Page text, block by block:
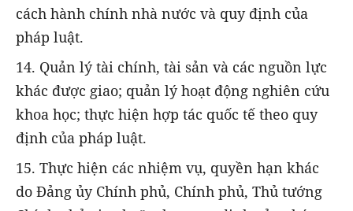
cách hành chính nhà nước và quy định của
pháp luật.
14. Quản lý tài chính, tài sản và các nguồn lực
khác được giao; quản lý hoạt động nghiên cứu
khoa học; thực hiện hợp tác quốc tế theo quy
định của pháp luật.
15. Thực hiện các nhiệm vụ, quyền hạn khác
do Đảng ủy Chính phủ, Chính phủ, Thủ tướng